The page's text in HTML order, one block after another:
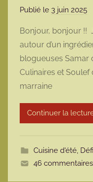
Publié le 3 juin 2025
m
a
r
t
t
Bonjour, bonjour !!
autour d’un
blogueuses Samar
Culinaires et
marraine
Continuer la
Cuisine d'été,
46 commentaires